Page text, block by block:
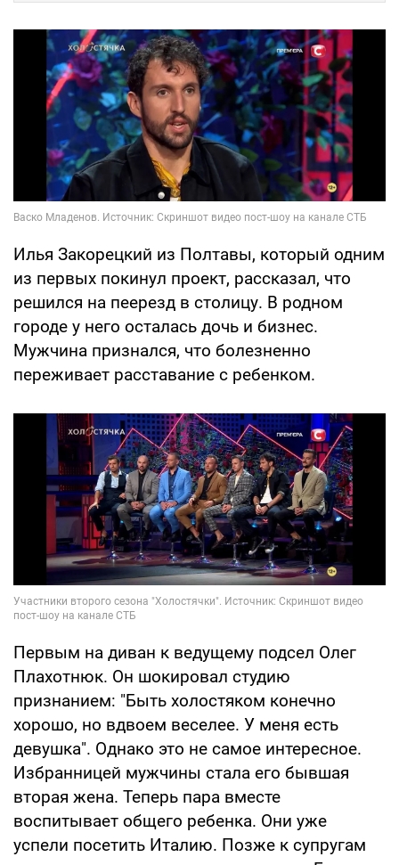
Илья Закорецкий из Полтавы, который одним
из первых покинул проект, рассказал, что
решился на пеерезд в столицу. В родном
городе у него осталась дочь и бизнес.
Мужчина признался, что болезненно
переживает расставание с ребенком.
Первым на диван к ведущему подсел Олег
Плахотнюк. Он шокировал студию
признанием: "Быть холостяком конечно
хорошо, но вдвоем веселее. У меня есть
девушка". Однако это не самое интересное.
Избранницей мужчины стала его бывшая
вторая жена. Теперь пара вместе
воспитывает общего ребенка. Они уже
успели посетить Италию. Позже к супругам